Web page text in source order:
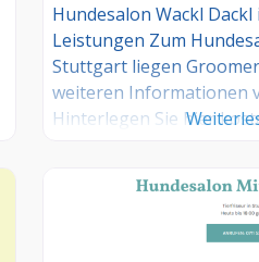
Hundesalon Wackl
Leistungen Zum
Stuttgart liegen
weiteren Informationen
Hinterlegen Sie hier
dieses Hundesalons?
Erfahrungen über die
unten mit anderen